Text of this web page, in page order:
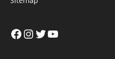
Facebook
Instagram
Twitter
Youtube